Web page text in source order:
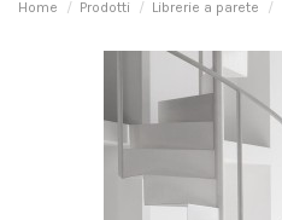
Home Prodotti Librerie a parete